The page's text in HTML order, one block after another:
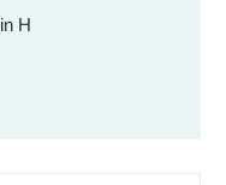
H